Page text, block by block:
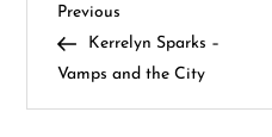
B
e
Previous
Post
Previous
Kerrelyn Sparks –
Vamps and the City